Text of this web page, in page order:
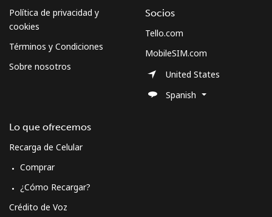
Política de privacidad y
cookies
Términos y Condiciones
Sobre nosotros
Lo que ofrecemos
Recarga de Celular
Comprar
¿Cómo Recargar?
Crédito de Voz
Socios
Tello.com
MobileSIM.com
United States
Spanish